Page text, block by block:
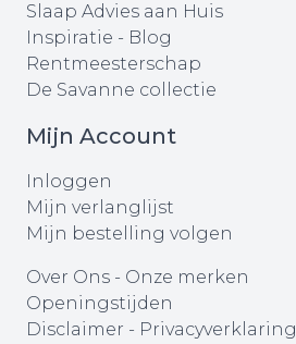
Slaap Advies aan Huis
Inspiratie - Blog
Rentmeesterschap
De Savanne collectie
Mijn Account
Inloggen
Mijn verlanglijst
Mijn bestelling volgen
Over Ons - Onze merken
Openingstijden
Disclaimer - Privacyverklaring